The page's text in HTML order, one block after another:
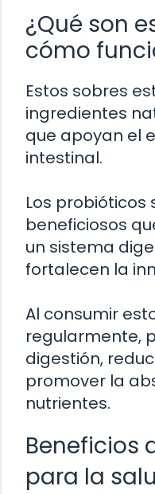
¿Qué son
cómo
Estos sobres
ingredientes
que apoyan el
intestinal.
Los
beneficiosos
un sistema
fortalecen la
Al consumir
regularmente,
digestión,
promover la
nutrientes.
Beneficios
para la